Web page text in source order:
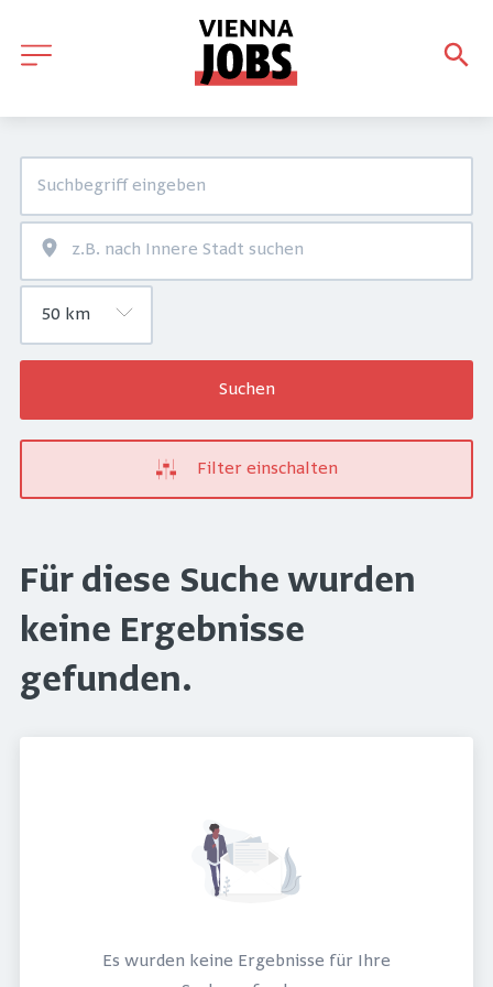
Suchen
Filter einschalten
Für diese Suche wurden
keine Ergebnisse
gefunden.
Es wurden keine Ergebnisse für Ihre